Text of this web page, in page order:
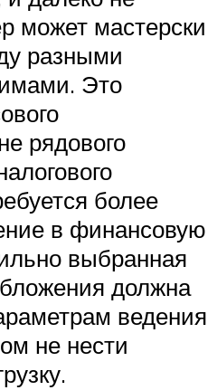
может мастерски
разными
Это
рядового
более
в финансовую
выбранная
должна
ведения
не нести